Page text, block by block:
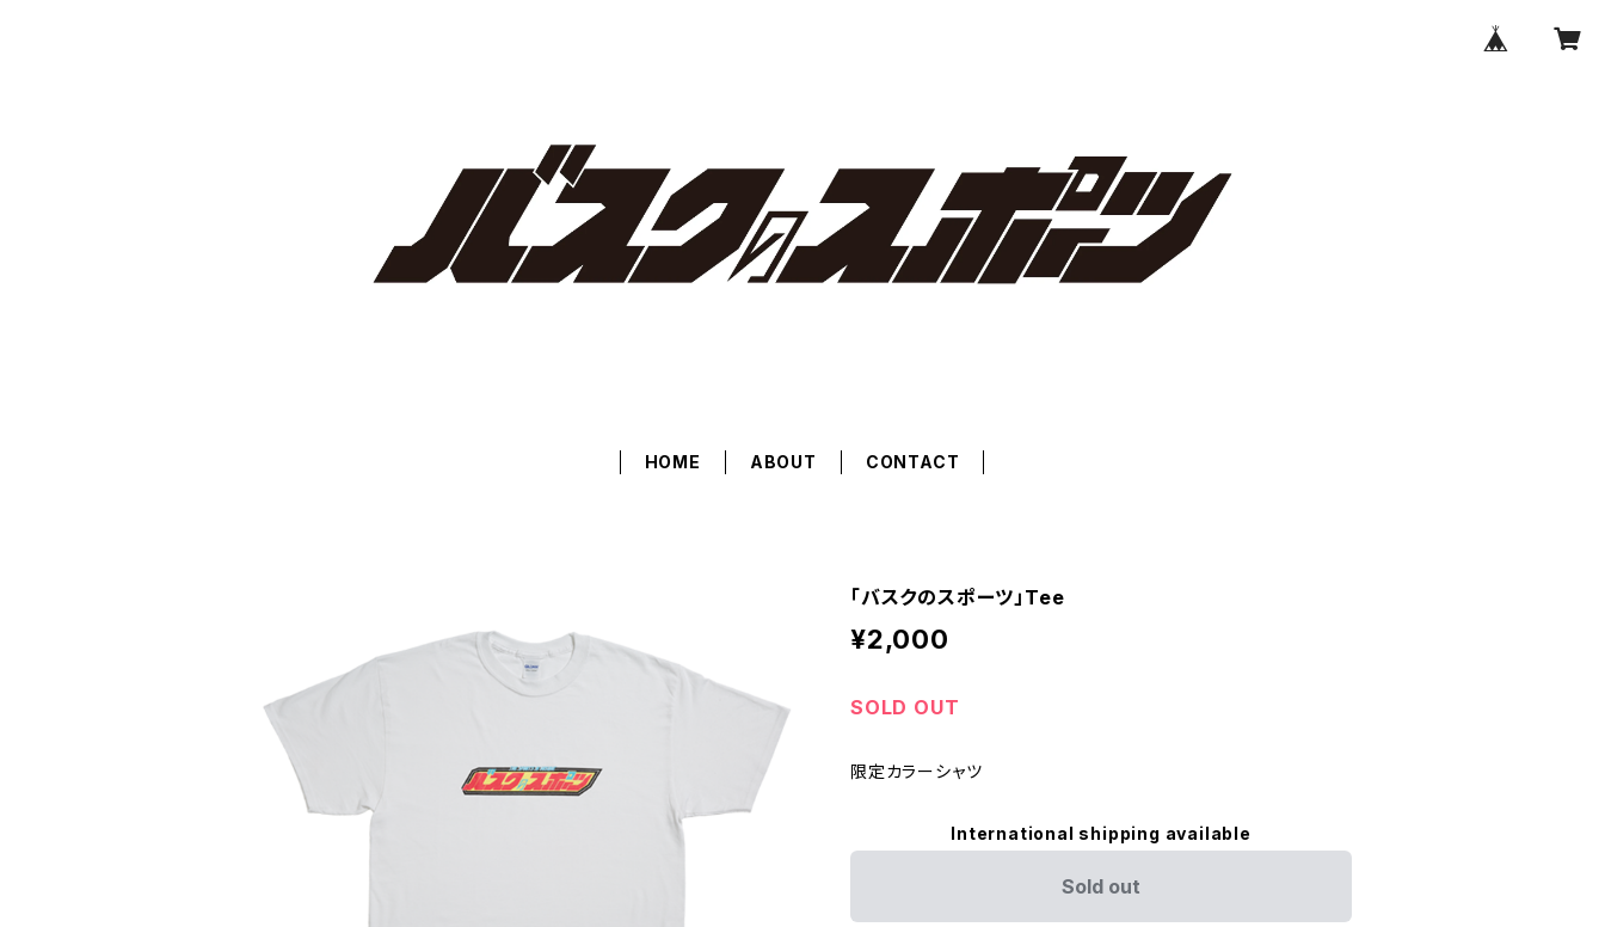
HOME ABOUT CONTACT
「バスクのスポーツ」Tee
¥2,000
SOLD OUT
限定カラーシャツ
International shipping available
Sold out